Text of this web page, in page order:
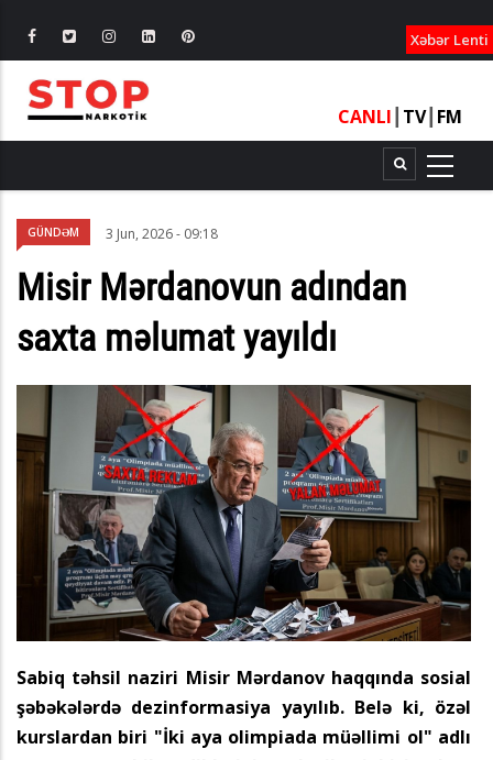
Xəbər Lenti
CANLI TV┃ FM
GÜNDƏM 3 Jun, 2026 - 09:18
Misir Mərdanovun adından
saxta məlumat yayıldı
Sabiq təhsil naziri Misir Mərdanov haqqında sosial
şəbəkələrdə dezinformasiya yayılıb. Belə ki, özəl
kurslardan biri "İki aya olimpiada müəllimi ol" adlı